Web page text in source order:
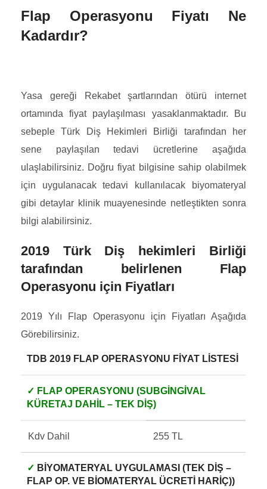
Flap Operasyonu Fiyatı Ne
Kadardır?
Yasa gereği Rekabet şartlarından ötürü internet
ortamında fiyat paylaşılması yasaklanmaktadır. Bu
sebeple Türk Diş Hekimleri Birliği tarafından her
sene paylaşılan tedavi ücretlerine aşağıda
ulaşlabilirsiniz. Doğru fiyat bilgisine sahip olabilmek
için uygulanacak tedavi kullanılacak biyomateryal
gibi detaylar klinik muayenesinde netleştikten sonra
bilgi alabilirsiniz.
2019 Türk Diş hekimleri Birliği
tarafından belirlenen Flap
Operasyonu için Fiyatları
2019 Yılı Flap Operasyonu için Fiyatları Aşağıda
Görebilirsiniz.
TDB 2019 FLAP OPERASYONU FIYAT LISTESI
✓ FLAP OPERASYONU (SUBGINGIVAL
KÜRETAJ DAHIL – TEK DIŞ)
Kdv Dahil 255 TL
✓ BIYOMATERYAL UYGULAMASI (TEK DIŞ –
FLAP OP. VE BIOMATERYAL ÜCRETI HARIÇ))